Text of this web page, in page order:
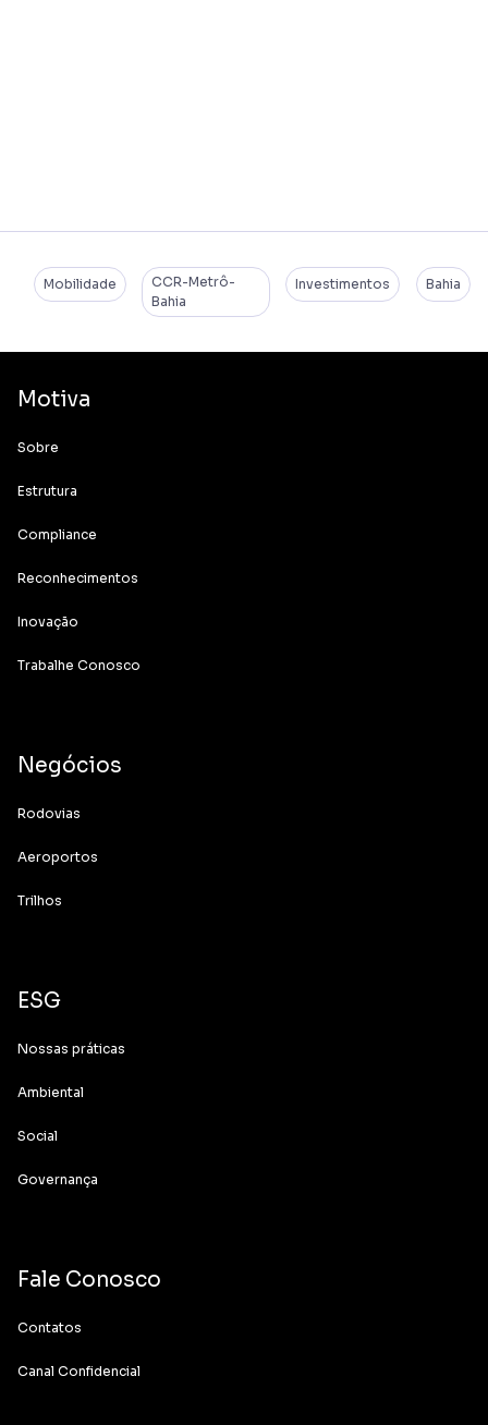
Mobilidade
CCR-Metrô-
Bahia
Investimentos Bahia
Motiva
Sobre
Estrutura
Compliance
Reconhecimentos
Inovação
Trabalhe Conosco
Negócios
Rodovias
Aeroportos
Trilhos
ESG
Nossas práticas
Ambiental
Social
Governança
Fale Conosco
Contatos
Canal Confidencial